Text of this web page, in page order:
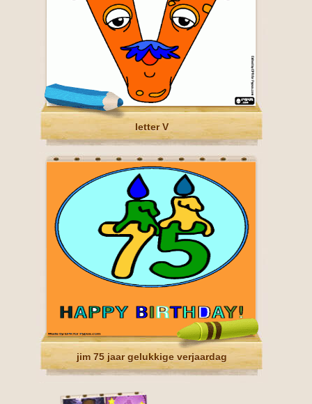
letter V
jim 75 jaar gelukkige verjaardag